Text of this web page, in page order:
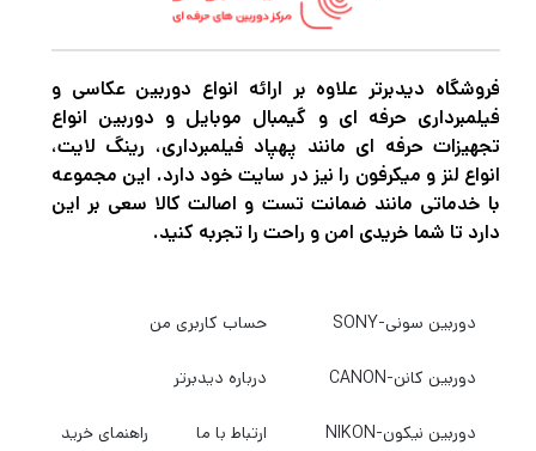
فروشگاه دیدبرتر علاوه بر ارائه انواع دوربین عکاسی و
فیلمبرداری حرفه ای و گیمبال موبایل و دوربین انواع
تجهیزات حرفه ای مانند پهپاد فیلمبرداری، رینگ لایت،
انواع لنز و میکرفون را نیز در سایت خود دارد. این مجموعه
با خدماتی مانند ضمانت تست و اصالت کالا سعی بر این
دارد تا شما خریدی امن و راحت را تجربه کنید.
دوربین سونی-SONY
دوربین کانن-CANON
دوربین نیکون-NIKON
حساب کاربری من
درباره دیدبرتر
ارتباط با ما راهنمای خرید